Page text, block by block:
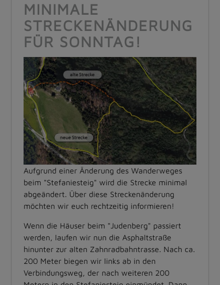
MINIMALE
STRECKENÄNDERUNG
FÜR SONNTAG!
Aufgrund einer Änderung des Wanderweges
beim "Stefaniesteig" wird die Strecke minimal
abgeändert. Über diese Streckenänderung
möchten wir euch rechtzeitig informieren!
Wenn die Häuser beim "Judenberg" passiert
werden, laufen wir nun die Asphaltstraße
hinunter zur alten Zahnradbahntrasse. Nach ca.
200 Meter biegen wir links ab in den
Verbindungsweg, der nach weiteren 200